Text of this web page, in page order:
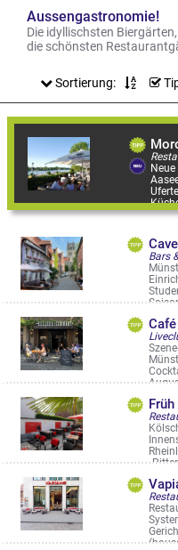
Aussengastronomie!
Die idyllischsten
die schönsten
Sortierung: